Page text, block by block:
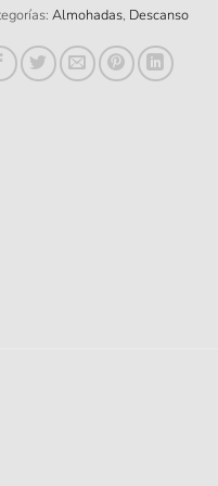
Almohadas, Descanso